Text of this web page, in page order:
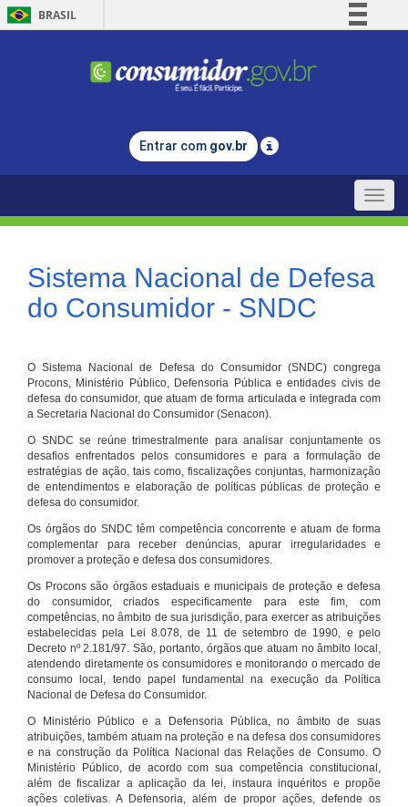
BRASIL
Comunica BR
Legislação
Entrar com gov.br
Toggle
Sistema Nacional de Defesa
do Consumidor - SNDC
O Sistema Nacional de Defesa do Consumidor (SNDC) congrega
Procons, Ministério Público, Defensoria Pública e entidades civis de
defesa do consumidor, que atuam de forma articulada e integrada com
a Secretaria Nacional do Consumidor (Senacon).
O SNDC se reúne trimestralmente para analisar conjuntamente os
desafios enfrentados pelos consumidores e para a formulação de
estratégias de ação, tais como, fiscalizações conjuntas, harmonização
de entendimentos e elaboração de políticas públicas de proteção e
defesa do consumidor.
Os órgãos do SNDC têm competência concorrente e atuam de forma
complementar para receber denúncias, apurar irregularidades e
promover a proteção e defesa dos consumidores.
Os Procons são órgãos estaduais e municipais de proteção e defesa
do consumidor, criados especificamente para este fim, com
competências, no âmbito de sua jurisdição, para exercer as atribuições
estabelecidas pela Lei 8.078, de 11 de setembro de 1990, e pelo
Decreto nº 2.181/97. São, portanto, órgãos que atuam no âmbito local,
atendendo diretamente os consumidores e monitorando o mercado de
consumo local, tendo papel fundamental na execução da Política
Nacional de Defesa do Consumidor.
O Ministério Público e a Defensoria Pública, no âmbito de suas
atribuições, também atuam na proteção e na defesa dos consumidores
e na construção da Política Nacional das Relações de Consumo. O
Ministério Público, de acordo com sua competência constitucional,
além de fiscalizar a aplicação da lei, instaura inquéritos e propõe
ações coletivas. A Defensoria, além de propor ações, defende os